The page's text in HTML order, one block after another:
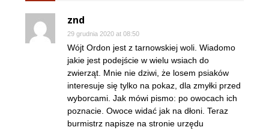
znd
29 grudnia 2020 at 08:50
Wójt Ordon jest z tarnowskiej woli. Wiadomo
jakie jest podejście w wielu wsiach do
zwierząt. Mnie nie dziwi, że losem psiaków
interesuje się tylko na pokaz, dla zmyłki przed
wyborcami. Jak mówi pismo: po owocach ich
poznacie. Owoce widać jak na dłoni. Teraz
burmistrz napisze na stronie urzędu